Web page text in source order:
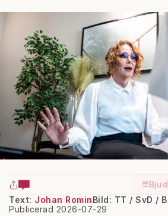
Text: Johan Romin
Publicerad 2026-07-29
Bild: TT / SvD /